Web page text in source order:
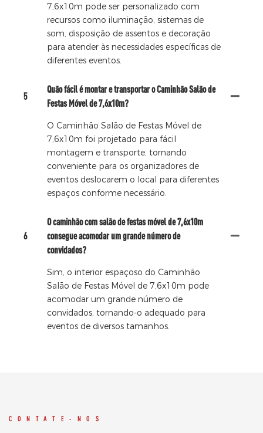
7,6x10m pode ser personalizado com
recursos como iluminação, sistemas de
som, disposição de assentos e decoração
para atender às necessidades específicas de
diferentes eventos.
5
Quão fácil é montar e transportar o Caminhão Salão de
Festas Móvel de 7,6x10m?
O Caminhão Salão de Festas Móvel de
7,6x10m foi projetado para fácil
montagem e transporte, tornando
conveniente para os organizadores de
eventos deslocarem o local para diferentes
espaços conforme necessário.
6
O caminhão com salão de festas móvel de 7,6x10m
consegue acomodar um grande número de
convidados?
Sim, o interior espaçoso do Caminhão
Salão de Festas Móvel de 7,6x10m pode
acomodar um grande número de
convidados, tornando-o adequado para
eventos de diversos tamanhos.
CONTATE-NOS